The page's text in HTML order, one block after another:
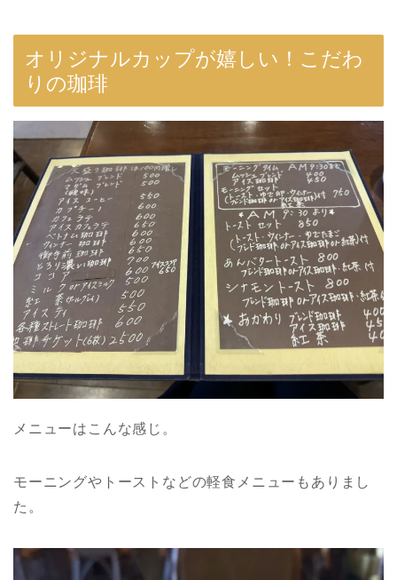
オリジナルカップが嬉しい！こだわ
りの珈琲
メニューはこんな感じ。
モーニングやトーストなどの軽食メニューもありまし
た。